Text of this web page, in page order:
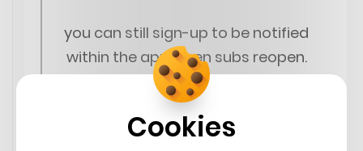
you can still sign-up to be notified
within the app when subs reopen.
— Sam Altman (@sama)
November 15, 2023
Cookies